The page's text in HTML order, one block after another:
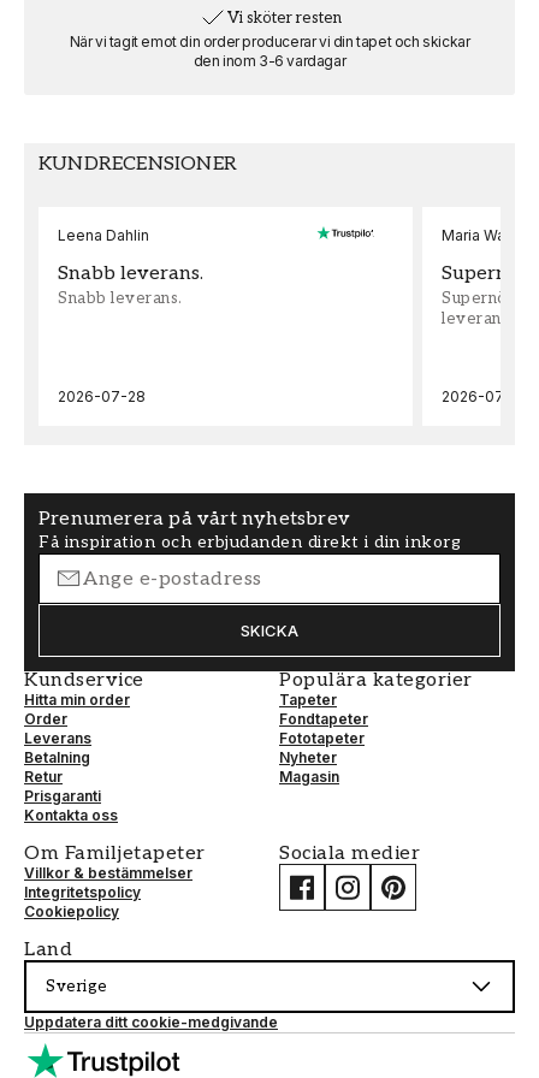
FT0802-119883926
RUM
Vardagsrum
Vi sköter resten
När vi tagit emot din order producerar vi din tapet och skickar
den inom 3-6 vardagar
KUNDRECENSIONER
Leena Dahlin
Snabb leverans.
Snabb leverans.
2026-07-28
Maria
leveran,
2026-07-22
Prenumerera på vårt nyhetsbrev
Få inspiration och erbjudanden direkt i din inkorg
SKICKA
Kundservice
Hitta min order
Order
Leverans
Betalning
Retur
Prisgaranti
Kontakta oss
Populära kategorier
Tapeter
Fondtapeter
Fototapeter
Nyheter
Magasin
Om Familjetapeter
Villkor & bestämmelser
Integritetspolicy
Cookiepolicy
Sociala medier
Land
Sverige
Uppdatera ditt cookie-medgivande